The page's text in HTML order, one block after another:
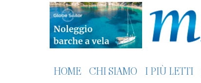
HOME CHI SIAMO I PIÙ LETTI